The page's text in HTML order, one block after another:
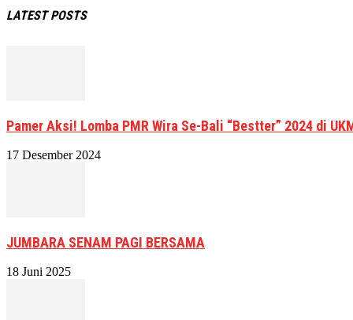
LATEST POSTS
Pamer Aksi! Lomba PMR Wira Se-Bali “Bestter” 2024 di
17 Desember 2024
JUMBARA SENAM PAGI BERSAMA
18 Juni 2025